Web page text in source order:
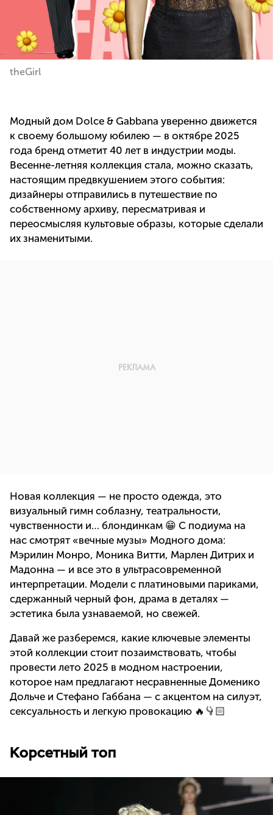
theGirl
Модный дом Dolce & Gabbana уверенно движется
к своему большому юбилею — в октябре 2025
года бренд отметит 40 лет в индустрии моды.
Весенне-летняя коллекция стала, можно сказать,
настоящим предвкушением этого события:
дизайнеры отправились в путешествие по
собственному архиву, пересматривая и
переосмысляя культовые образы, которые сделали
их знаменитыми.
Новая коллекция — не просто одежда, это
визуальный гимн соблазну, театральности,
чувственности и… блондинкам 😁 С подиума на
нас смотрят «вечные музы» Модного дома:
Мэрилин Монро, Моника Витти, Марлен Дитрих и
Мадонна — и все это в ультрасовременной
интерпретации. Модели с платиновыми париками,
сдержанный черный фон, драма в деталях —
эстетика была узнаваемой, но свежей.
Давай же разберемся, какие ключевые элементы
этой коллекции стоит позаимствовать, чтобы
провести лето 2025 в модном настроении,
которое нам предлагают несравненные Доменико
Дольче и Стефано Габбана — с акцентом на силуэт,
сексуальность и легкую провокацию 🔥👇🏻
Корсетный топ